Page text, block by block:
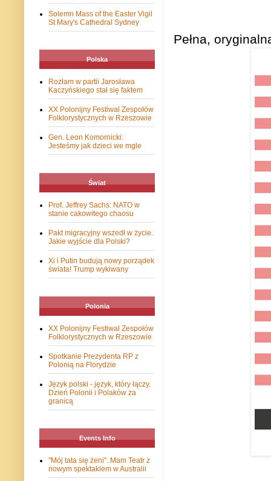
Pełna,
Solemn Mass of the Easter Vigil
St Mary's Cathedral Sydney
Polska
Rozłam w partii Jarosława
Kaczyńskiego stał się faktem
XX Polonijny Festiwal Zespołów
Folklorystycznych w Rzeszowie
Gen. Leon Komornicki:
Jesteśmy jak dzieci we mgle
Świat
Prof. Jeffrey Sachs: NATO w
stanie cakowitego chaosu
Pakt migracyjny wszedł w życie.
Jakie wyjście dla Polski?
Xi i Putin budują nowy porządek
świata! Trump wykiwany
Polonia
XX Polonijny Festiwal Zespołów
Folklorystycznych w Rzeszowie
Spotkanie Prezydenta RP z
Polonią na Florydzie
Język polski - język, który łączy.
Dzień Polonii i Polaków za
granicą
Events Info
"Mój tata się żeni". Mam Teatr z
nowym spektaklem w Australii